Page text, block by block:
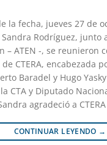
la fecha, jueves 27 de
Rodríguez, junto
– ATEN -, se reunieron
CTERA, encabezada
Baradel y Hugo
CTA y Diputado
agradeció a
CONTINUAR LEYENDO →